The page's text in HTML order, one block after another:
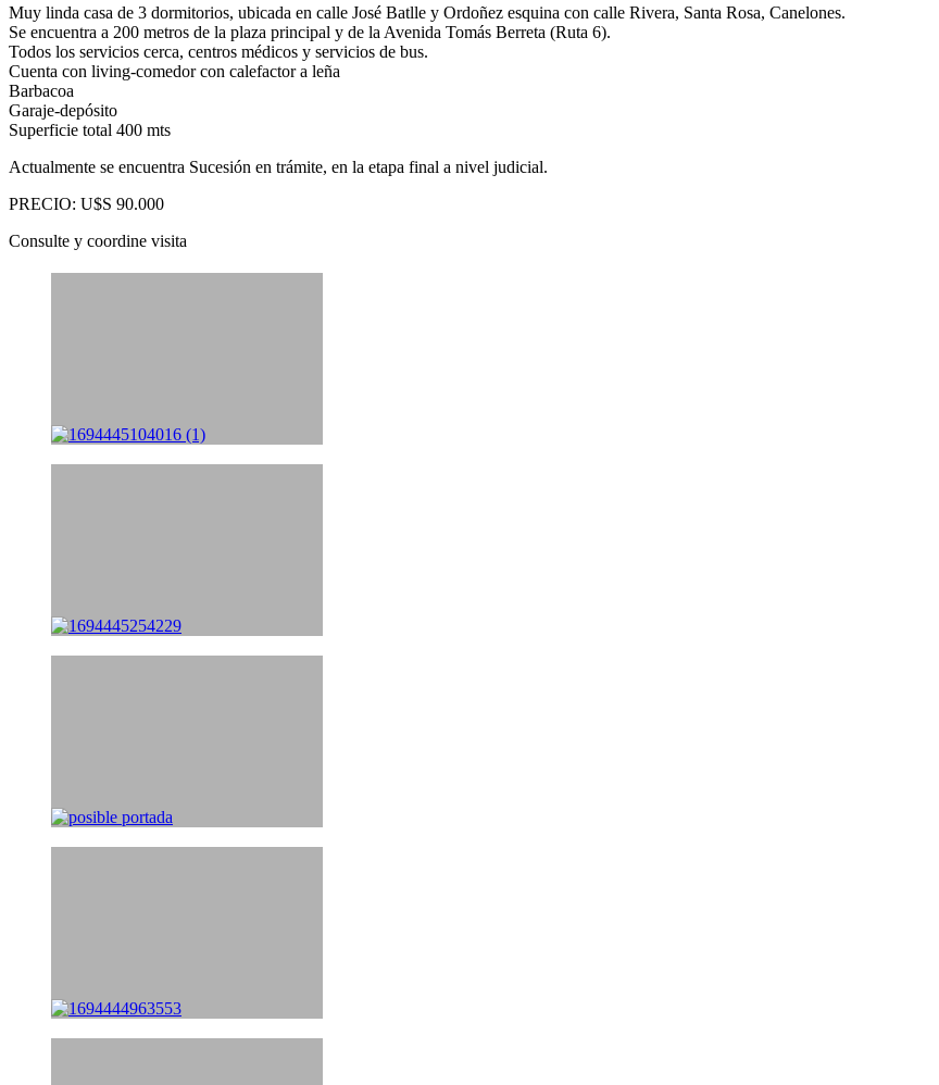
Muy linda casa de 3 dormitorios, ubicada en calle José Batlle y Ordoñez esquina con calle Rivera, Santa Rosa, Canelones.
Se encuentra a 200 metros de la plaza principal y de la Avenida Tomás Berreta (Ruta 6).
Todos los servicios cerca, centros médicos y servicios de bus.
Cuenta con living-comedor con calefactor a leña
Barbacoa
Garaje-depósito
Superficie total 400 mts
Actualmente se encuentra Sucesión en trámite, en la etapa final a nivel judicial.
PRECIO: U$S 90.000
Consulte y coordine visita